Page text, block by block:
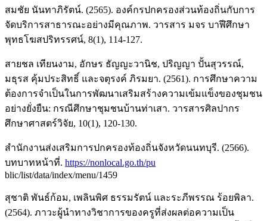
สมชัย นันทาภิรัตน์. (2565). องค์กรปกครองส่วนท้องถิ่นกับการ
จัดบริการสาธารณะอย่างมีคุณภาพ. วารสาร มจร บาฬีศึกษา
พุทธโฆสปริทรรศน์, 8(1), 114-127.
สายชล เทียนงาม, อักษร ธัญญะวานิช, ปริญญา ปั้นสุวรรณ์,
มธุรส คุ้มประสิทธิ์ และจตุรงค์ ภิรมยา. (2561). การศึกษาความ
ต้องการจำเป็นในการพัฒนาเสริมสร้างความเข้มแข็งของชุมชน
อย่างยั่งยืน: กรณีศึกษาชุมชนบ้านท่าเสา. วารสารศิลปากร
ศึกษาศาสตร์วิจัย, 10(1), 120-130.
สำนักงานส่งเสริมการปกครองท้องถิ่นจังหวัดนนทบุรี. (2566).
บทบาทหน้าที่. https://nonlocal.go.th/pu
blic/list/data/index/menu/1459
สุชาติ พันธ์ก้อม, เพลินพิศ ธรรมรัตน์ และระภีพรรณ ร้อยพิลา.
(2564). ภาวะผู้นำทางวิชาการของครูที่ส่งผลต่อความเป็น